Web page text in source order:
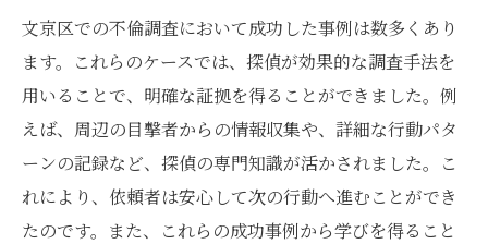
文京区での不倫調査において成功した事例は数多くあり
ます。これらのケースでは、探偵が効果的な調査手法を
用いることで、明確な証拠を得ることができました。例
えば、周辺の目撃者からの情報収集や、詳細な行動パタ
ーンの記録など、探偵の専門知識が活かされました。こ
れにより、依頼者は安心して次の行動へ進むことができ
たのです。また、これらの成功事例から学びを得ること